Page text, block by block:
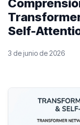
Self-
3 de junio de 2026